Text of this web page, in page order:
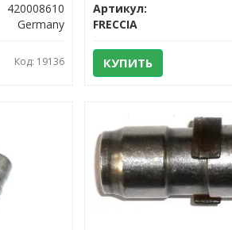
420008610
Germany
Код: 19136
Артикул:
FRECCIA
КУПИТЬ